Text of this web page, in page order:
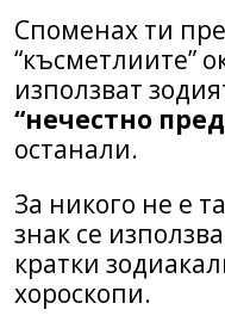
Споменах ти
“късметлиите”
използват
“нечестно
останали.
За никого не е
знак се
кратки
хороскопи.